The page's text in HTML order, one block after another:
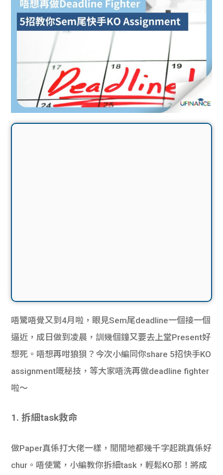
唔驚唔覺又到4月啦，眼見Sem尾deadline一個接一個
逼近，成日做到凌晨，訓幾個鐘又要去上堂Present好
想死。唔想再咁狼狽？今次小編同你share 5招快手KO
assignment嘅秘技，等大家唔洗再做deadline fighter
啦～
1. 拆細task救命
做Paper真係打大佬一樣，閒閒地都幾千字起跳真係好
chur。唔使驚，小編教你拆細task，輕鬆KO那！將成